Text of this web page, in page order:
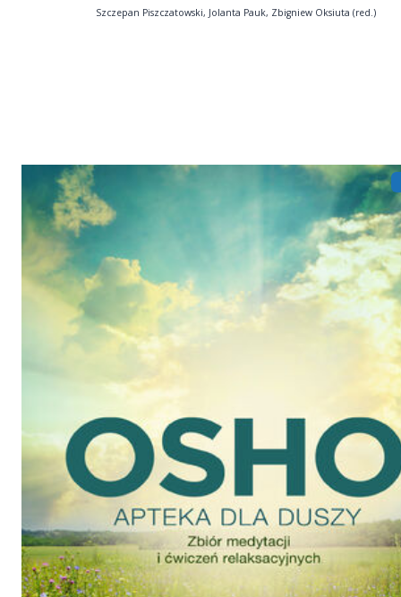
Szczepan Piszczatowski, Jolanta Pauk, Zbigniew Oksiuta (red.)